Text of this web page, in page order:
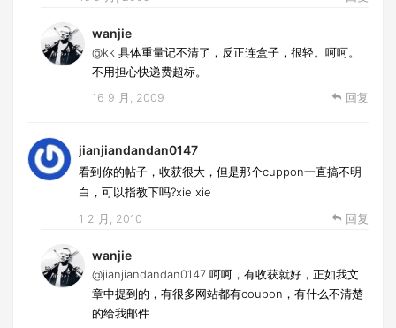
wanjie
@kk 具体重量记不清了，反正连盒子，很轻。呵呵。
不用担心快递费超标。
16 9 月, 2009 回复
jianjiandandan0147
看到你的帖子，收获很大，但是那个cuppon一直搞不明
白，可以指教下吗?xie xie
1 2 月, 2010 回复
wanjie
@jianjiandandan0147 呵呵，有收获就好，正如我文
章中提到的，有很多网站都有coupon，有什么不清楚
的给我邮件